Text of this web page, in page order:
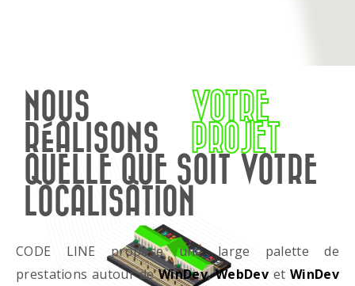
NOUS
RÉALISONS
VOTRE
PROJET
QUELLE QUE SOIT VOTRE
LOCALISATION
CODE LINE propose une large palette de
prestations autour deWinDev,WebDevet WinDev